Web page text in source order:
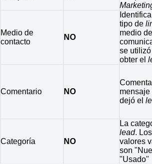
Medio de
contacto
NO
tipo de
medio de
se
obter el
Comentario NO
mensaje
dejó el
Categoría NO
La
lead.
valores
son
"Usado"